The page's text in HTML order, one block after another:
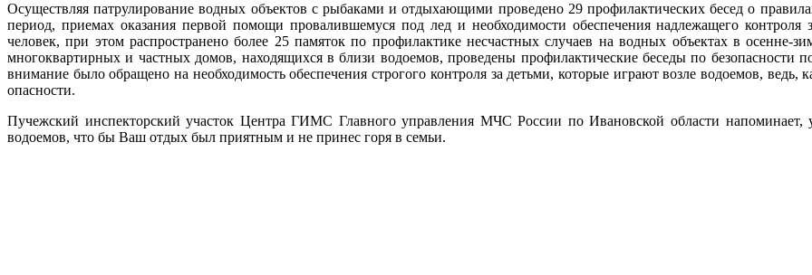
Осуществляя патрулирование водных объектов с рыбаками и отдыхающими проведено 29 профилактических бесед о
период, приемах оказания первой помощи провалившемуся под лед и необходимости обеспечения надлежащего
человек, при этом распространено более 25 памяток по профилактике несчастных случаев на водных объектах в осенне-
многоквартирных и частных домов, находящихся в близи водоемов, проведены профилактические беседы по безопасности
внимание было обращено на необходимость обеспечения строгого контроля за детьми, которые играют возле водоемов,
опасности.
Пучежский инспекторский участок Центра ГИМС Главного управления МЧС России по Ивановской области напоминает,
водоемов, что бы Ваш отдых был приятным и не принес горя в семьи.